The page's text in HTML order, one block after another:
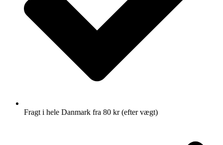
Fragt i hele Danmark fra 80 kr (efter vægt)